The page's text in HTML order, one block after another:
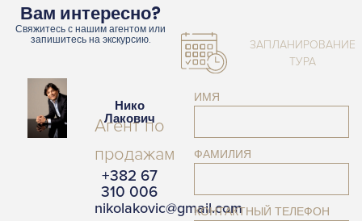
Вам интересно?
Свяжитесь с нашим агентом или
запишитесь на экскурсию.
Нико
Лакович
Агент по
продажам
+382 67
310 006
nikolakovic@gmail.com
ЗАПЛАНИРОВАНИЕ
ТУРА
ИМЯ
ФАМИЛИЯ
КОНТАКТНЫЙ ТЕЛЕФОН